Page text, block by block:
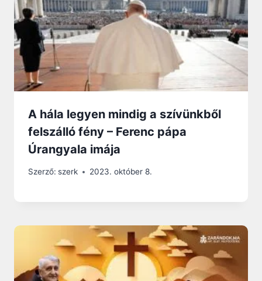
A hála legyen mindig a szívünkből
felszálló fény – Ferenc pápa
Úrangyala imája
Szerző: szerk 2023. október 8.